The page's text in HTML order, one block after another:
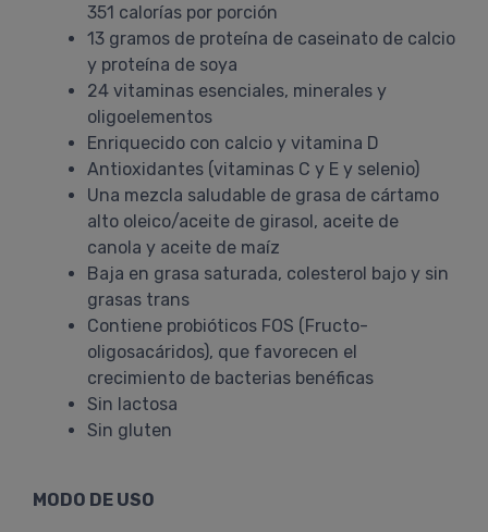
351 calorías por porción
13 gramos de proteína de caseinato de calcio
y proteína de soya
24 vitaminas esenciales, minerales y
oligoelementos
Enriquecido con calcio y vitamina D
Antioxidantes (vitaminas C y E y selenio)
Una mezcla saludable de grasa de cártamo
alto oleico/aceite de girasol, aceite de
canola y aceite de maíz
Baja en grasa saturada, colesterol bajo y sin
grasas trans
Contiene probióticos FOS (Fructo-
oligosacáridos), que favorecen el
crecimiento de bacterias benéficas
Sin lactosa
Sin gluten
MODO DE USO